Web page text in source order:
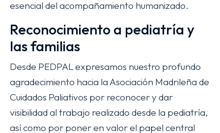
esencial del acompañamiento humanizado.
Reconocimiento a pediatría y
las familias
Desde PEDPAL expresamos nuestro profundo
agradecimiento hacia la Asociación Madrileña de
Cuidados Paliativos por reconocer y dar
visibilidad al trabajo realizado desde la pediatría,
así como por poner en valor el papel central